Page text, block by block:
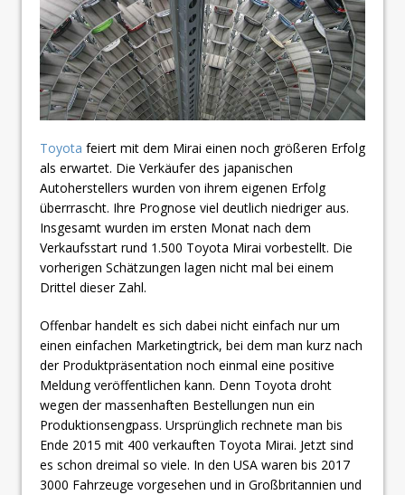
Toyota feiert mit dem Mirai einen noch größeren Erfolg
als erwartet. Die Verkäufer des japanischen
Autoherstellers wurden von ihrem eigenen Erfolg
überrrascht. Ihre Prognose viel deutlich niedriger aus.
Insgesamt wurden im ersten Monat nach dem
Verkaufsstart rund 1.500 Toyota Mirai vorbestellt. Die
vorherigen Schätzungen lagen nicht mal bei einem
Drittel dieser Zahl.
Offenbar handelt es sich dabei nicht einfach nur um
einen einfachen Marketingtrick, bei dem man kurz nach
der Produktpräsentation noch einmal eine positive
Meldung veröffentlichen kann. Denn Toyota droht
wegen der massenhaften Bestellungen nun ein
Produktionsengpass. Ursprünglich rechnete man bis
Ende 2015 mit 400 verkauften Toyota Mirai. Jetzt sind
es schon dreimal so viele. In den USA waren bis 2017
3000 Fahrzeuge vorgesehen und in Großbritannien und